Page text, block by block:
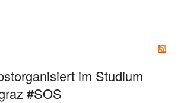
im Studium
#SOS